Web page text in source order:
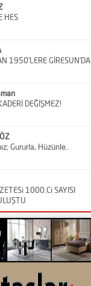
HES
1950’LERE GİRESUN’DA
DEĞİŞMEZ!
Gururla, Hüzünle..
1000.Ci SAYISI